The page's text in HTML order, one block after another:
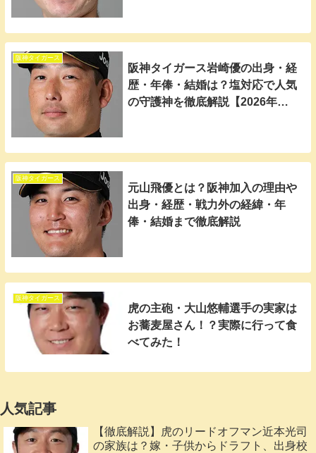
阪神タイガース
阪神タイガース岩崎優の出身・経
歴・年俸・結婚は？塩対応で人気
の守護神を徹底解説【2026年最
阪神タイガース
元山飛優とは？阪神加入の理由や
出身・経歴・戦力外の経緯・年
俸・結婚まで徹底解説
阪神タイガース
虎の主砲・大山悠輔選手の実家は
お蕎麦屋さん！？実際に行って食
べてみた！
人気記事
【徹底解説】虎のリードオフマン近本光司
の家族は？嫁・子供からドラフト、出身校